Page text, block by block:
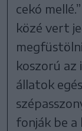
cekó
közé vert
koszorú az
állatok
fonják be a